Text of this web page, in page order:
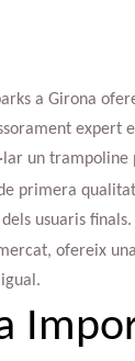
a Girona
expert
un
primera
usuaris finals.
ofereix